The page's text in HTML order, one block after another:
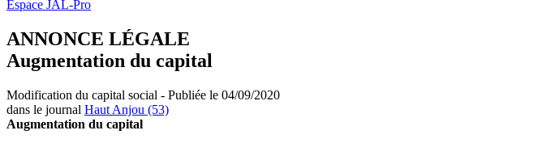
Espace JAL-Pro
ANNONCE LÉGALE
Augmentation du capital
Modification du capital social - Publiée le 04/09/2020
dans le journal Haut Anjou (53)
Augmentation du capital